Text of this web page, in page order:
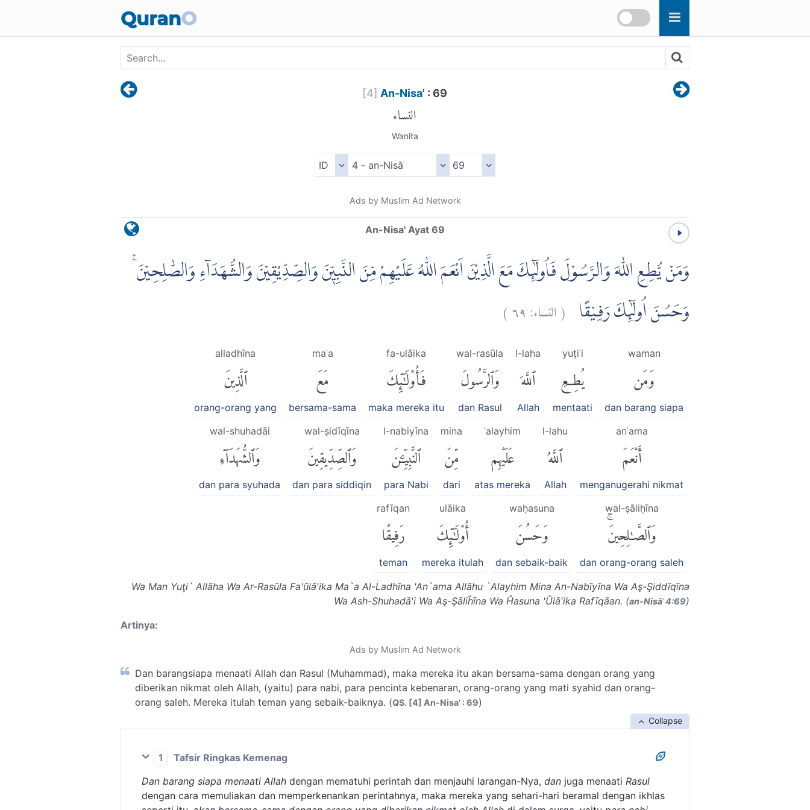
QuranO
[4] An-Nisa' : 69
النساء
Wanita
Ads by Muslim Ad Network
An-Nisa' Ayat 69
وَمَنْ يُّطِعِ اللّٰهَ وَالرَّسُوْلَ فَاُولٰۤىِٕكَ مَعَ الَّذِيْنَ اَنْعَمَ اللّٰهُ عَلَيْهِمْ مِّنَ النَّبِيّٖنَ وَالصِّدِّيْقِيْنَ وَالشُّهَدَاۤءِ وَالصّٰلِحِيْنَ ۚ
وَحَسُنَ اُولٰۤىِٕكَ رَفِيْقًا (النساء:٦٩)
waman
وَمَن
dan barang siapa
yuṭiʿi
يُطِعِ
mentaati
l-laha
ٱللَّهَ
Allah
wal-rasūla
وَٱلرَّسُولَ
dan Rasul
fa-ulāika
فَأُو۟لَٰٓئِكَ
maka mereka itu
maʿa
مَعَ
bersama-sama
alladhīna
ٱلَّذِينَ
orang-orang yang
anʿama
أَنْعَمَ
menganugerahi nikmat
l-lahu
ٱللَّهُ
Allah
ʿalayhim
عَلَيْهِم
atas mereka
mina
مِّنَ
dari
l-nabiyīna
ٱلنَّبِيِّۦنَ
para Nabi
wal-ṣidīqīna
وَٱلصِّدِّيقِينَ
dan para siddiqin
wal-shuhadāi
وَٱلشُّهَدَآءِ
dan para syuhada
wal-ṣāliḥīna
وَٱلصَّٰلِحِينَۚ
dan orang-orang saleh
waḥasuna
وَحَسُنَ
dan sebaik-baik
ulāika
أُو۟لَٰٓئِكَ
mereka itulah
rafīqan
رَفِيقًا
teman
Wa Man Yuţi` Allāha Wa Ar-Rasūla Fa'ūlā'ika Ma`a Al-Ladhīna 'An`ama Allāhu `Alayhim Mina An-Nabīyīna Wa Aş-Şiddīqīna
Wa Ash-Shuhadā'i Wa Aş-Şāliĥīna Wa Ĥasuna 'Ūlā'ika Rafīqāan. (an-Nisāʾ 4:69)
Artinya:
Ads by Muslim Ad Network
Dan barangsiapa menaati Allah dan Rasul (Muhammad), maka mereka itu akan bersama-sama dengan orang yang
diberikan nikmat oleh Allah, (yaitu) para nabi, para pencinta kebenaran, orang-orang yang mati syahid dan orang-
orang saleh. Mereka itulah teman yang sebaik-baiknya. (QS. [4] An-Nisa' : 69)
Collapse
1
Tafsir Ringkas Kemenag
Dan barang siapa menaati Allah dengan mematuhi perintah dan menjauhi larangan-Nya, dan juga menaati Rasul
dengan cara memuliakan dan memperkenankan perintahnya, maka mereka yang sehari-hari beramal dengan ikhlas